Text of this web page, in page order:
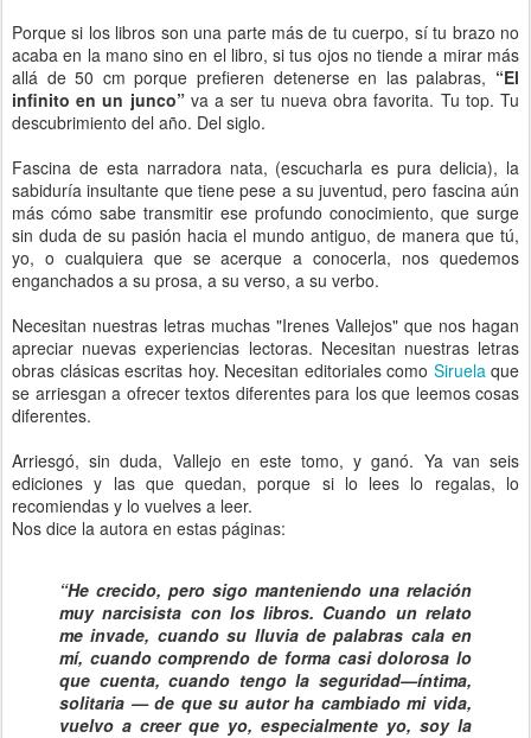
Porque si los libros son una parte más de tu cuerpo, sí tu brazo no
acaba en la mano sino en el libro, si tus ojos no tiende a mirar más
allá de 50 cm porque prefieren detenerse en las palabras, “El
infinito en un junco” va a ser tu nueva obra favorita. Tu top. Tu
descubrimiento del año. Del siglo.
Fascina de esta narradora nata, (escucharla es pura delicia), la
sabiduría insultante que tiene pese a su juventud, pero fascina aún
más cómo sabe transmitir ese profundo conocimiento, que surge
sin duda de su pasión hacia el mundo antiguo, de manera que tú,
yo, o cualquiera que se acerque a conocerla, nos quedemos
enganchados a su prosa, a su verso, a su verbo.
Necesitan nuestras letras muchas "Irenes Vallejos" que nos hagan
apreciar nuevas experiencias lectoras. Necesitan nuestras letras
obras clásicas escritas hoy. Necesitan editoriales como Siruela que
se arriesgan a ofrecer textos diferentes para los que leemos cosas
diferentes.
Arriesgó, sin duda, Vallejo en este tomo, y ganó. Ya van seis
ediciones y las que quedan, porque si lo lees lo regalas, lo
recomiendas y lo vuelves a leer.
Nos dice la autora en estas páginas:
“He crecido, pero sigo manteniendo una relación
muy narcisista con los libros. Cuando un relato
me invade, cuando su lluvia de palabras cala en
mí, cuando comprendo de forma casi dolorosa lo
que cuenta, cuando tengo la seguridad—íntima,
solitaria — de que su autor ha cambiado mi vida,
vuelvo a creer que yo, especialmente yo, soy la